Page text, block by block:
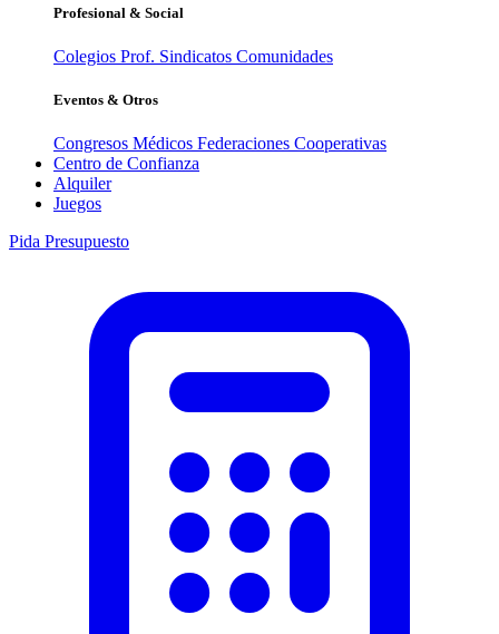
Profesional & Social
Colegios Prof. Sindicatos Comunidades
Eventos & Otros
Congresos Médicos Federaciones Cooperativas
Centro de Confianza
Alquiler
Juegos
Pida Presupuesto